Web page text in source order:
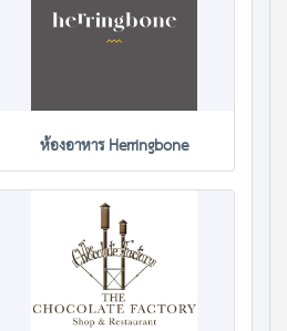
ห้องอาหาร Herringbone